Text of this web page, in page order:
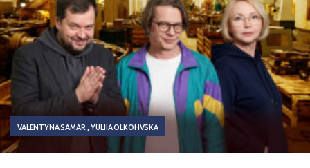
VALENTYNA SAMAR YULIIA OLKOHVSKA